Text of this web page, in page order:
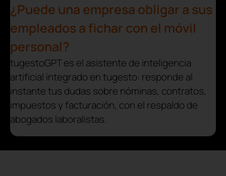
¿Puede una empresa obligar a sus
empleados a fichar con el móvil
personal?
tugestoGPT es el asistente de inteligencia
artificial integrado en tugesto: responde al
instante tus dudas sobre nóminas, contratos,
impuestos y facturación, con el respaldo de
abogados laboralistas.